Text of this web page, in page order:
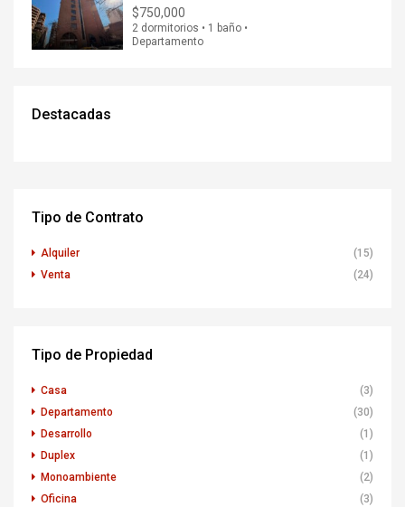
$750,000
2 dormitorios • 1 baño •
Departamento
Destacadas
Tipo de Contrato
Alquiler
(15)
Venta
(24)
Tipo de Propiedad
Casa
(3)
Departamento
(30)
Desarrollo
(1)
Duplex
(1)
Monoambiente
(2)
Oficina
(3)